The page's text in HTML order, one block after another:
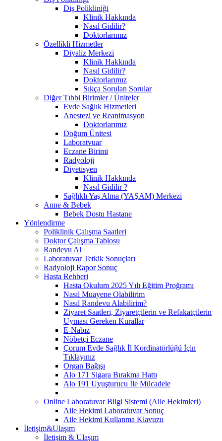
Diş Polikliniği
Klinik Hakkında
Nasıl Gidilir?
Doktorlarımız
Özellikli Hizmetler
Diyaliz Merkezi
Klinik Hakkında
Nasıl Gidilir?
Doktorlarımız
Sıkça Sorulan Sorular
Diğer Tıbbi Birimler / Üniteler
Evde Sağlık Hizmetleri
Anestezi ve Reanimasyon
Doktorlarımız
Doğum Ünitesi
Laboratvuar
Eczane Birimi
Radyoloji
Diyetisyen
Klinik Hakkında
Nasıl Gidilir ?
Sağlıklı Yaş Alma (YAŞAM) Merkezi
Anne & Bebek
Bebek Dostu Hastane
Yönlendirme
Poliklinik Çalışma Saatleri
Doktor Çalışma Tablosu
Randevu Al
Laboratuvar Tetkik Sonuçları
Radyoloji Rapor Sonuç
Hasta Rehberi
Hasta Okulum 2025 Yılı Eğitim Proğramı
Nasıl Muayene Olabilirim
Nasıl Randevu Alabilirim?
Ziyaret Saatleri, Ziyaretçilerin ve Refakatçilerin
Uyması Gereken Kurallar
E-Nabız
Nöbetçi Eczane
Çorum Evde Sağlık İl Kordinatörlüğü İçin
Tıklayınız
Organ Bağışı
Alo 171 Sigara Bırakma Hattı
Alo 191 Uyuşturucu İle Mücadele
Online Laboratuvar Bilgi Sistemi (Aile Hekimleri)
Aile Hekimi Laboratuvar Sonuç
Aile Hekimi Kullanma Klavuzu
İletişim&Ulaşım
İletişim & Ulaşım